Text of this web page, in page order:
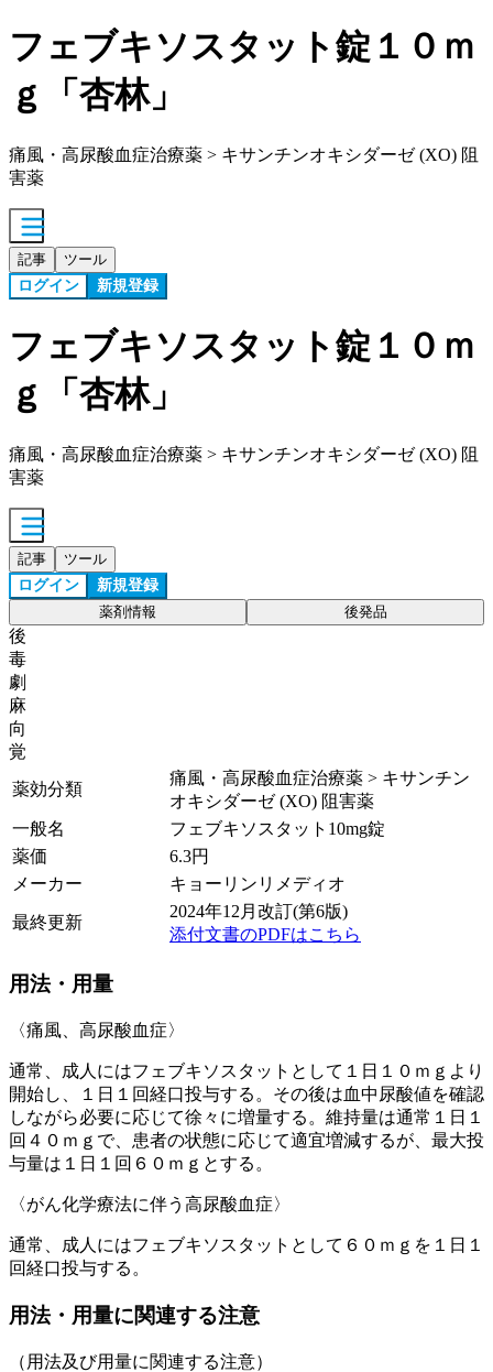
フェブキソスタット錠１０ｍ
ｇ「杏林」
痛風・高尿酸血症治療薬 > キサンチンオキシダーゼ (XO) 阻
害薬
記事 ツール
ログイン 新規登録
フェブキソスタット錠１０ｍ
ｇ「杏林」
痛風・高尿酸血症治療薬 > キサンチンオキシダーゼ (XO) 阻
害薬
記事 ツール
ログイン 新規登録
薬剤情報 後発品
後
毒
劇
麻
向
覚
薬効分類
痛風・高尿酸血症治療薬 > キサンチン
オキシダーゼ (XO) 阻害薬
一般名
フェブキソスタット10mg錠
薬価
6.3円
メーカー
キョーリンリメディオ
最終更新
2024年12月改訂(第6版)
添付文書のPDFはこちら
用法・用量
〈痛風、高尿酸血症〉
通常、成人にはフェブキソスタットとして１日１０ｍｇより
開始し、１日１回経口投与する。その後は血中尿酸値を確認
しながら必要に応じて徐々に増量する。維持量は通常１日１
回４０ｍｇで、患者の状態に応じて適宜増減するが、最大投
与量は１日１回６０ｍｇとする。
〈がん化学療法に伴う高尿酸血症〉
通常、成人にはフェブキソスタットとして６０ｍｇを１日１
回経口投与する。
用法・用量に関連する注意
（用法及び用量に関連する注意）